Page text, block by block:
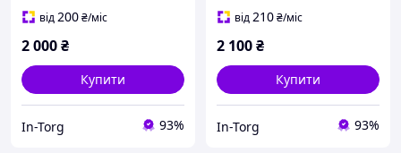
від200₴/міс
2 000₴
Купити
In-Torg 93%
від210₴/міс
2 100₴
Купити
In-Torg 93%